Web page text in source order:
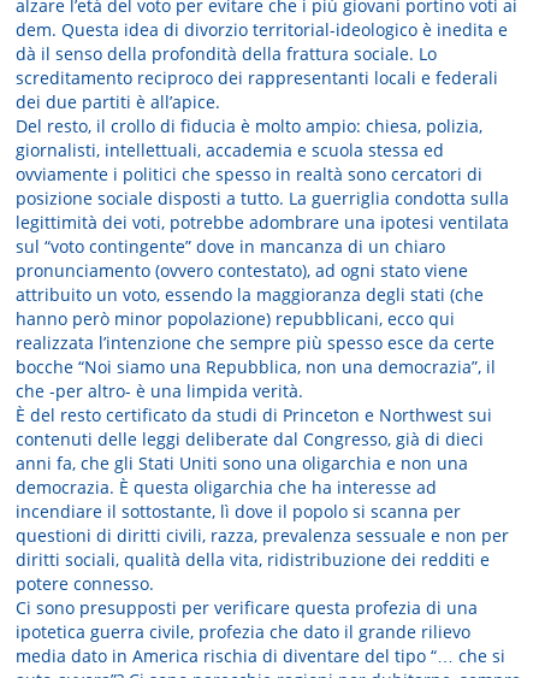
alzare l’età del voto per evitare che i più giovani portino voti ai
dem. Questa idea di divorzio territorial-ideologico è inedita e
dà il senso della profondità della frattura sociale. Lo
screditamento reciproco dei rappresentanti locali e federali
dei due partiti è all’apice.
Del resto, il crollo di fiducia è molto ampio: chiesa, polizia,
giornalisti, intellettuali, accademia e scuola stessa ed
ovviamente i politici che spesso in realtà sono cercatori di
posizione sociale disposti a tutto. La guerriglia condotta sulla
legittimità dei voti, potrebbe adombrare una ipotesi ventilata
sul “voto contingente” dove in mancanza di un chiaro
pronunciamento (ovvero contestato), ad ogni stato viene
attribuito un voto, essendo la maggioranza degli stati (che
hanno però minor popolazione) repubblicani, ecco qui
realizzata l’intenzione che sempre più spesso esce da certe
bocche “Noi siamo una Repubblica, non una democrazia”, il
che -per altro- è una limpida verità.
È del resto certificato da studi di Princeton e Northwest sui
contenuti delle leggi deliberate dal Congresso, già di dieci
anni fa, che gli Stati Uniti sono una oligarchia e non una
democrazia. È questa oligarchia che ha interesse ad
incendiare il sottostante, lì dove il popolo si scanna per
questioni di diritti civili, razza, prevalenza sessuale e non per
diritti sociali, qualità della vita, ridistribuzione dei redditi e
potere connesso.
Ci sono presupposti per verificare questa profezia di una
ipotetica guerra civile, profezia che dato il grande rilievo
media dato in America rischia di diventare del tipo “… che si